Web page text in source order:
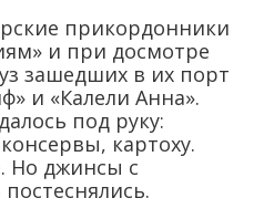
прикордонники
и при досмотре
зашедших в их порт
и «Калели Анна».
под руку:
картоху.
Но джинсы с